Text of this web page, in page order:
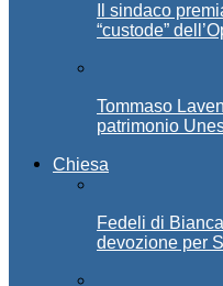
Il sindaco
“custode”
Tommaso
patrimonio
Chiesa
Fedeli di
devozione per